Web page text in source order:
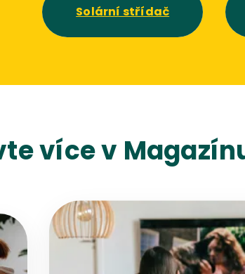
Solární střídač
více v
Přejít na detail článku